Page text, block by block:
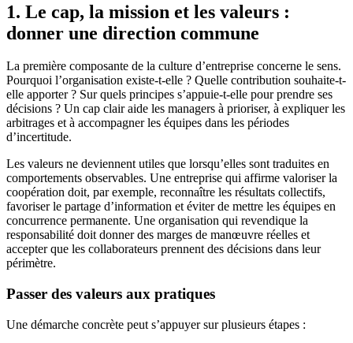
1. Le cap, la mission et les valeurs :
donner une direction commune
La première composante de la culture d’entreprise concerne le sens.
Pourquoi l’organisation existe-t-elle ? Quelle contribution souhaite-t-
elle apporter ? Sur quels principes s’appuie-t-elle pour prendre ses
décisions ? Un cap clair aide les managers à prioriser, à expliquer les
arbitrages et à accompagner les équipes dans les périodes
d’incertitude.
Les valeurs ne deviennent utiles que lorsqu’elles sont traduites en
comportements observables. Une entreprise qui affirme valoriser la
coopération doit, par exemple, reconnaître les résultats collectifs,
favoriser le partage d’information et éviter de mettre les équipes en
concurrence permanente. Une organisation qui revendique la
responsabilité doit donner des marges de manœuvre réelles et
accepter que les collaborateurs prennent des décisions dans leur
périmètre.
Passer des valeurs aux pratiques
Une démarche concrète peut s’appuyer sur plusieurs étapes :